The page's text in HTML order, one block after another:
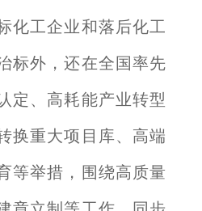
化工企业和落后化工
标外，还在全国率先
定、高耗能产业转型
换重大项目库、高端
等举措，围绕高质量